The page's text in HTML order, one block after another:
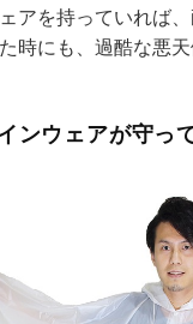
アを持っていれば
時にも、過酷な悪
ンウェアが守っ